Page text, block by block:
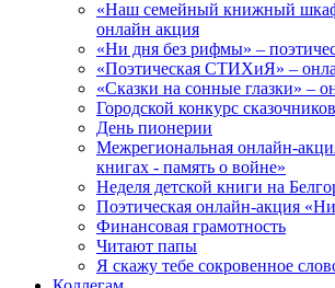
«Наш семейный книжный
онлайн акция
«Ни дня без рифмы» –
«Поэтическая СТИХиЯ» –
«Сказки на сонные глазки» –
Городской конкурс
День пионерии
Межрегиональная онлайн-
книгах - память о войне»
Неделя детской книги на
Поэтическая онлайн-акция
Финансовая грамотность
Читают папы
Я скажу тебе сокровенное